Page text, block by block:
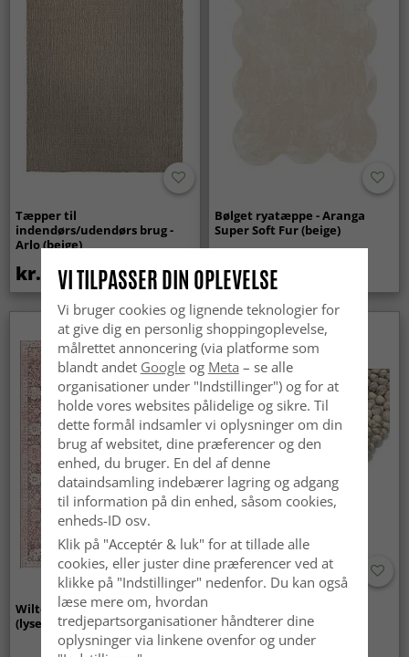
Tæpper til
indendørs/udendørs brug -
Arlo (beige)
kr.439
Bølget ryatæppe - Aranga
Super Soft Fur (beige)
kr.369
Wilton-tæppe - Gombalia
(lyserød)
Nyhed
Bubble (grå/beige)
VI TILPASSER DIN OPLEVELSE
Vi bruger cookies og lignende teknologier for
at give dig en personlig shoppingoplevelse,
målrettet annoncering (via platforme som
blandt andet Googleog Meta – se alle
organisationer under "Indstillinger") og for at
holde vores websites pålidelige og sikre. Til
dette formål indsamler vi oplysninger om din
brug af websitet, dine præferencer og den
enhed, du bruger. En del af denne
dataindsamling indebærer lagring og adgang
til information på din enhed, såsom cookies,
enheds-ID osv.
Klik på "Acceptér & luk" for at tillade alle
cookies, eller juster dine præferencer ved at
klikke på "Indstillinger" nedenfor. Du kan også
læse mere om, hvordan
tredjepartsorganisationer håndterer dine
oplysninger via linkene ovenfor og under